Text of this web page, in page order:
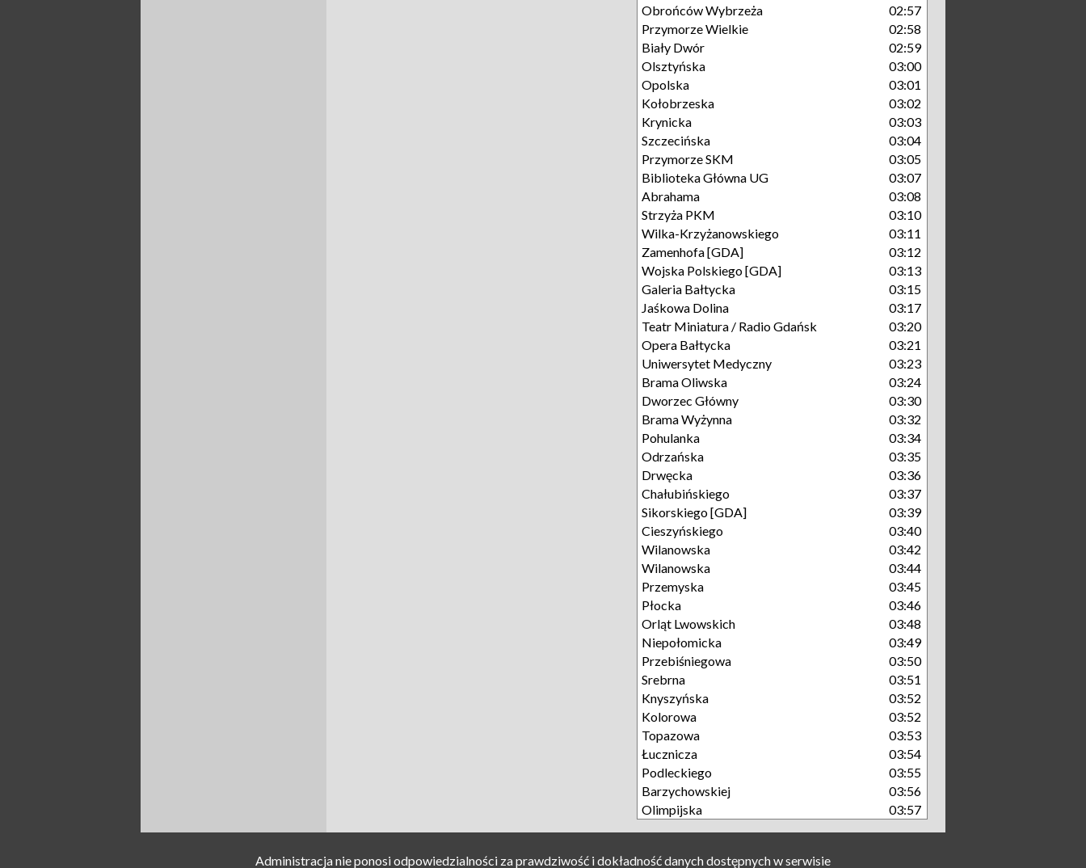
Obrońców Wybrzeża
02:57
Przymorze Wielkie
02:58
Biały Dwór
02:59
Olsztyńska
03:00
Opolska
03:01
Kołobrzeska
03:02
Krynicka
03:03
Szczecińska
03:04
Przymorze SKM
03:05
Biblioteka Główna UG
03:07
Abrahama
03:08
Strzyża PKM
03:10
Wilka-Krzyżanowskiego
03:11
Zamenhofa [GDA]
03:12
Wojska Polskiego [GDA]
03:13
Galeria Bałtycka
03:15
Jaśkowa Dolina
03:17
Teatr Miniatura / Radio Gdańsk
03:20
Opera Bałtycka
03:21
Uniwersytet Medyczny
03:23
Brama Oliwska
03:24
Dworzec Główny
03:30
Brama Wyżynna
03:32
Pohulanka
03:34
Odrzańska
03:35
Drwęcka
03:36
Chałubińskiego
03:37
Sikorskiego [GDA]
03:39
Cieszyńskiego
03:40
Wilanowska
03:42
Wilanowska
03:44
Przemyska
03:45
Płocka
03:46
Orląt Lwowskich
03:48
Niepołomicka
03:49
Przebiśniegowa
03:50
Srebrna
03:51
Knyszyńska
03:52
Kolorowa
03:52
Topazowa
03:53
Łucznicza
03:54
Podleckiego
03:55
Barzychowskiej
03:56
Olimpijska
03:57
Administracja nie ponosi odpowiedzialności za prawdziwość i dokładność danych dostępnych w serwisie